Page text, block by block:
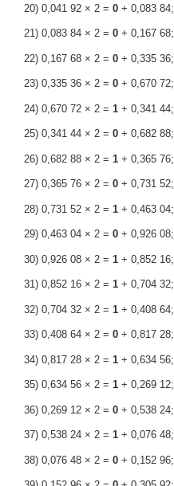
20) 0,041 92 × 2 = 0+ 0,083 84;
21) 0,083 84 × 2 = 0+ 0,167 68;
22) 0,167 68 × 2 = 0+ 0,335 36;
23) 0,335 36 × 2 = 0+ 0,670 72;
24) 0,670 72 × 2 = 1+ 0,341 44;
25) 0,341 44 × 2 = 0+ 0,682 88;
26) 0,682 88 × 2 = 1+ 0,365 76;
27) 0,365 76 × 2 = 0+ 0,731 52;
28) 0,731 52 × 2 = 1+ 0,463 04;
29) 0,463 04 × 2 = 0+ 0,926 08;
30) 0,926 08 × 2 = 1+ 0,852 16;
31) 0,852 16 × 2 = 1+ 0,704 32;
32) 0,704 32 × 2 = 1+ 0,408 64;
33) 0,408 64 × 2 = 0+ 0,817 28;
34) 0,817 28 × 2 = 1+ 0,634 56;
35) 0,634 56 × 2 = 1+ 0,269 12;
36) 0,269 12 × 2 = 0+ 0,538 24;
37) 0,538 24 × 2 = 1+ 0,076 48;
38) 0,076 48 × 2 = 0+ 0,152 96;